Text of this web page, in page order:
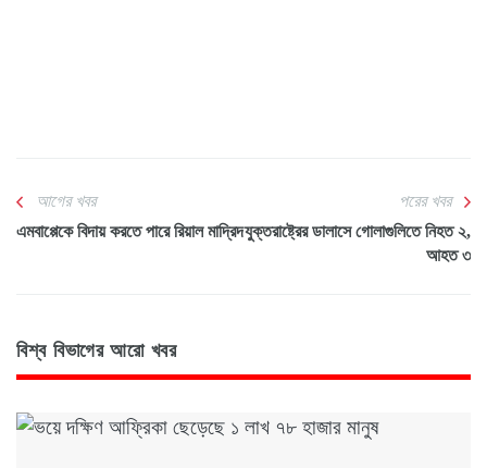
আগের খবর
এমবাপ্পেকে বিদায় করতে পারে রিয়াল মাদ্রিদ
পরের খবর
যুক্তরাষ্ট্রের ডালাসে গোলাগুলিতে নিহত ২,
আহত ৩
বিশ্ব বিভাগের আরো খবর